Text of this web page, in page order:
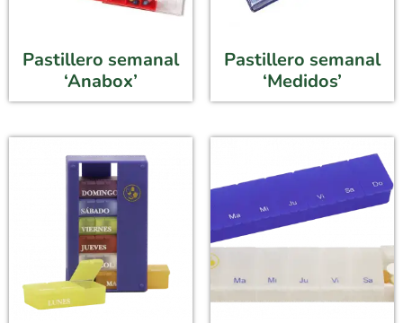
Pastillero semanal
‘Anabox’
Pastillero semanal
‘Medidos’